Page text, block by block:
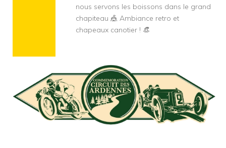
nous servons les boissons dans le grand
chapiteau 🎪 Ambiance retro et
chapeaux canotier ! 👒